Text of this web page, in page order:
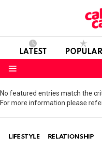
LATEST POPULAR
No featured entries match the
For more information please
LIFESTYLE RELATIONSHIP